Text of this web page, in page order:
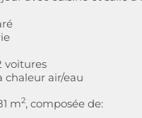
voitures
chaleur air/eau
m2, composée de: